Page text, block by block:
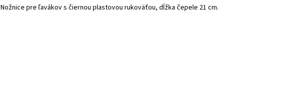
Nožnice pre ľavákov s čiernou plastovou rukoväťou, dĺžka čepele 21 cm.